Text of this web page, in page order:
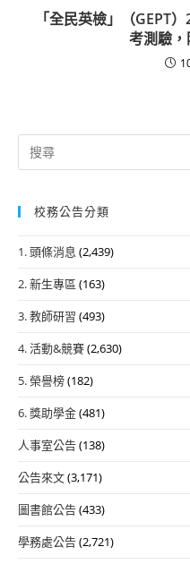
「全民英檢」（GEPT
考測驗
Search
for:
校務公告分類
1. 頭條消息 (2,439)
2. 新生專區 (163)
3. 教師研習 (493)
4. 活動&競賽(2,630)
5. 榮譽榜(182)
6. 獎助學金(481)
人事室公告(138)
公告來文(3,171)
圖書館公告(433)
學務處公告(2,721)